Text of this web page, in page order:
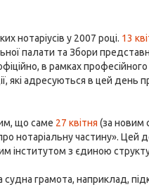
нотаріусів у 2007 році. 13
палати та Збори
в рамках
які адресуються в цей день
що саме 27 квітня (за новим
нотаріальну частину». Цей
інститутом з єдиною
судна грамота, наприклад,